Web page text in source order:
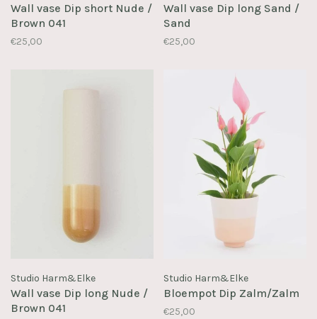
Wall vase Dip short Nude /
Brown 041
€25,00
Wall vase Dip long Sand /
Sand
€25,00
Studio Harm&Elke
Wall vase Dip long Nude /
Brown 041
Studio Harm&Elke
Bloempot Dip Zalm/Zalm
€25,00